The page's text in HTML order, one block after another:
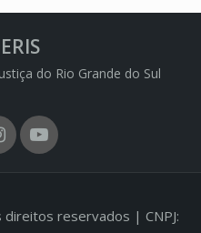
do Rio Grande do Sul
Youtube
direitos reservados | CNPJ: